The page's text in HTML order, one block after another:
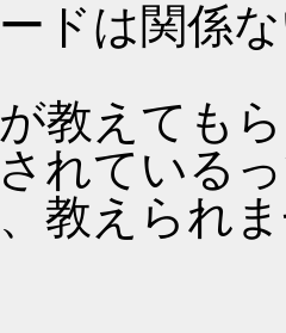
ドは関係
教えても
れている
教えられ